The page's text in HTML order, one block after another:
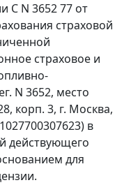
С N 3652 77 от
страховой
страховое и
N 3652, место
корп. 3, г. Москва,
в
действующего
для